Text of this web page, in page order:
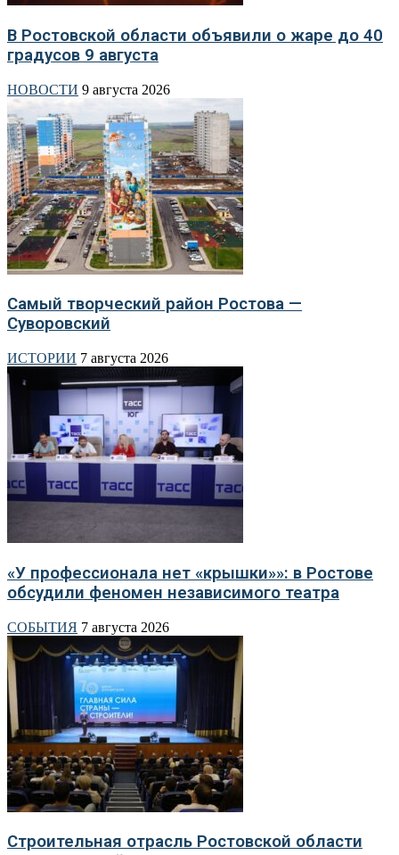
В Ростовской области объявили о жаре до 40
градусов 9 августа
НОВОСТИ 9 августа 2026
Самый творческий район Ростова —
Суворовский
ИСТОРИИ 7 августа 2026
«У профессионала нет «крышки»»: в Ростове
обсудили феномен независимого театра
СОБЫТИЯ 7 августа 2026
Строительная отрасль Ростовской области